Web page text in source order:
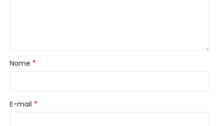
Nome *
E-mail *